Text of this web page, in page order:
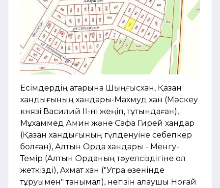
Есімдердің қатарына Шыңғысхан, Қазан
хандығының хандары-Махмуд хан (Мәскеу
князі Василий II-ні жеңіп, тұтқындаған),
Мұхаммед Амин және Сафа Гирей хандар
(Қазан хандығының гүлденуіне себепкер
болған), Алтын Орда хандары - Менгу-
Темір (Алтын Орданың тәуелсіздігіне қол
жеткізді), Ахмат хан ("Угра өзенінде
тұруымен" танымал), негізін қалаушы Ноғай